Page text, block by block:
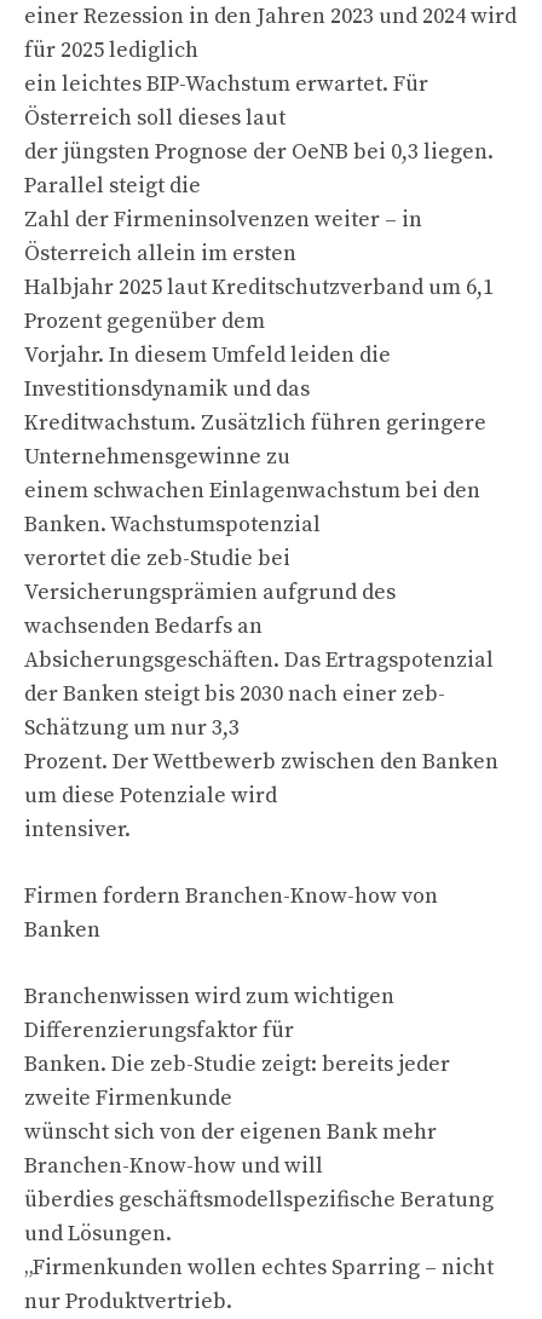
einer Rezession in den Jahren 2023 und 2024 wird
für 2025 lediglich
ein leichtes BIP-Wachstum erwartet. Für
Österreich soll dieses laut
der jüngsten Prognose der OeNB bei 0,3 liegen.
Parallel steigt die
Zahl der Firmeninsolvenzen weiter – in
Österreich allein im ersten
Halbjahr 2025 laut Kreditschutzverband um 6,1
Prozent gegenüber dem
Vorjahr. In diesem Umfeld leiden die
Investitionsdynamik und das
Kreditwachstum. Zusätzlich führen geringere
Unternehmensgewinne zu
einem schwachen Einlagenwachstum bei den
Banken. Wachstumspotenzial
verortet die zeb-Studie bei
Versicherungsprämien aufgrund des
wachsenden Bedarfs an
Absicherungsgeschäften. Das Ertragspotenzial
der Banken steigt bis 2030 nach einer zeb-
Schätzung um nur 3,3
Prozent. Der Wettbewerb zwischen den Banken
um diese Potenziale wird
intensiver.
Firmen fordern Branchen-Know-how von
Banken
Branchenwissen wird zum wichtigen
Differenzierungsfaktor für
Banken. Die zeb-Studie zeigt: bereits jeder
zweite Firmenkunde
wünscht sich von der eigenen Bank mehr
Branchen-Know-how und will
überdies geschäftsmodellspezifische Beratung
und Lösungen.
„Firmenkunden wollen echtes Sparring – nicht
nur Produktvertrieb.